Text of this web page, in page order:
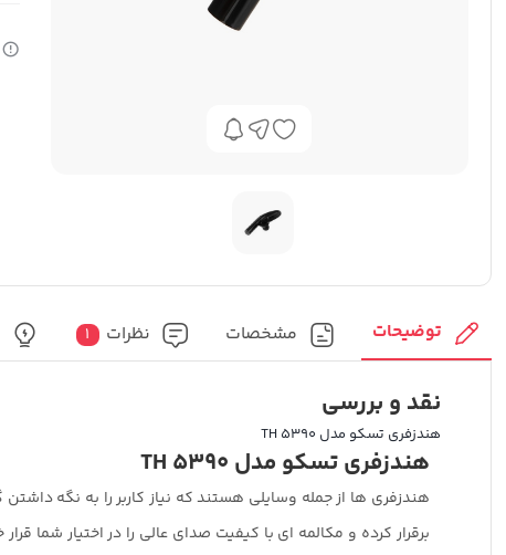
توضیحات مشخصات نظرات 1
نقد و بررسی
هندزفری تسکو مدل TH 5390
هندزفری تسکو مدل TH 5390